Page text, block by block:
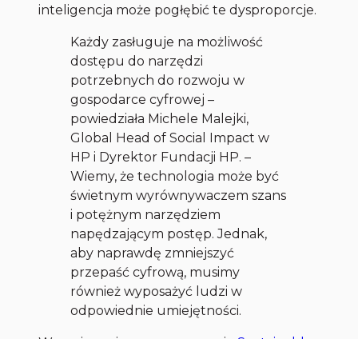
inteligencja może pogłębić te dysproporcje.
Każdy zasługuje na możliwość
dostępu do narzędzi
potrzebnych do rozwoju w
gospodarce cyfrowej –
powiedziała Michele Malejki,
Global Head of Social Impact w
HP i Dyrektor Fundacji HP. –
Wiemy, że technologia może być
świetnym wyrównywaczem szans
i potężnym narzędziem
napędzającym postęp. Jednak,
aby naprawdę zmniejszyć
przepaść cyfrową, musimy
również wyposażyć ludzi w
odpowiednie umiejętności.